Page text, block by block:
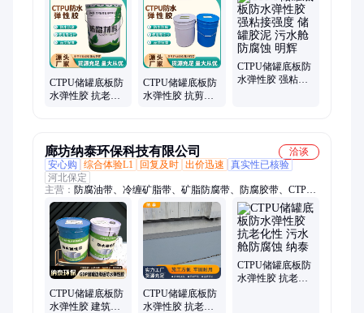
封胶、ctpu防水弹性胶泥、弹性胶泥、CTPU弹性防水涂料、
CTPU防水防腐胶、CTPU防水防腐涂料、油罐CTPU弹性胶、
CTPU弹性密封胶、CTPU耐蚀防水弹性、ctpu弹性胶、CTPU储
罐罐底胶、ctpu防水弹性胶、防腐矿脂带、防腐冷缠油带、矿脂
防腐带
CTPU储罐底板防
水弹性胶 抗老化
CTPU储罐底板防
水弹性胶 抗剪切
CTPU储罐底板防
水弹性胶 强粘接
廊坊纳泰环保科技有限公司
洽谈
安心购
综合体验L1 回复及时 出价迅速
真实性已核验
河北保定
主营： 防腐油带、冷缠矿脂带、矿脂防腐带、防腐胶带、CTPU
弹性胶泥、CTPU储罐边缘板防水弹性胶、储罐CTPU弹性胶、
GDP储罐边缘板防水弹性胶、储罐地板防水CTPU防水弹性胶、
耐候性弹性胶、GDP弹性胶、CTPU防水弹性胶、储罐底板防水
GDP弹性胶、矿脂胶泥、储罐边缘板防腐胶带、矿脂防腐工业胶
带、耐腐蚀防水弹性胶、防腐矿脂带、矿脂黄油带、AC矿脂防
腐带、矿脂带、矿脂冷缠带、STAC矿脂带
CTPU储罐底板防
水弹性胶 建筑工
CTPU储罐底板防
水弹性胶 抗老化
CTPU储罐底板防
水弹性胶 抗老化